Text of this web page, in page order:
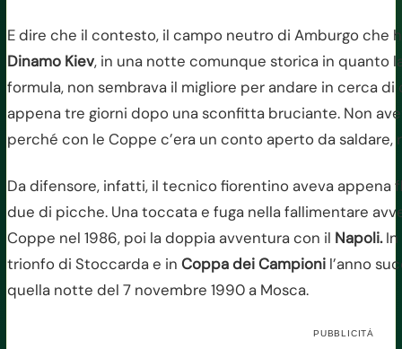
E dire che il contesto, il campo neutro di Amburgo che
Dinamo Kiev, in una notte comunque storica in quanto
formula, non sembrava il migliore per andare in cerca
appena tre giorni dopo una sconfitta bruciante. Non
perché con le Coppe c’era un conto aperto da
Da difensore, infatti, il tecnico fiorentino aveva appena
due di picche. Una toccata e fuga nella fallimentare
Coppe nel 1986, poi la doppia avventura con il Napoli.In
trionfo di Stoccarda e in Coppa dei Campioni l’anno
quella notte del 7 novembre 1990 a Mosca.
PUBBLICITÀ